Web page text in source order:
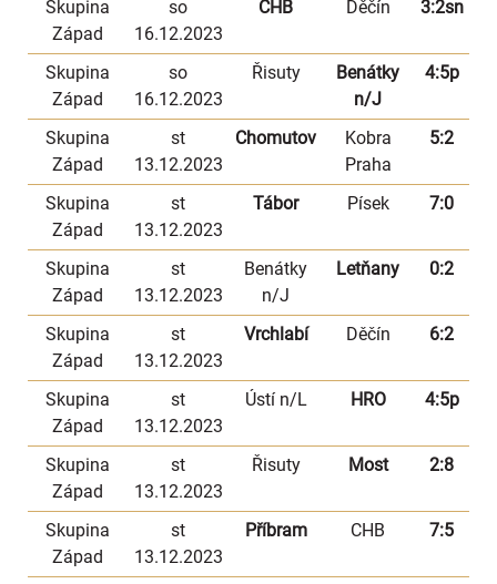
Skupina
Západ
so
16.12.2023
CHB Děčín 3:2sn
Skupina
Západ
so
16.12.2023
Řisuty
Benátky
n/J
4:5p
Skupina
Západ
st
13.12.2023
Chomutov
Kobra
Praha
5:2
Skupina
Západ
st
13.12.2023
Tábor Písek 7:0
Skupina
Západ
st
13.12.2023
Benátky
n/J
Letňany 0:2
Skupina
Západ
st
13.12.2023
Vrchlabí Děčín 6:2
Skupina
Západ
st
13.12.2023
Ústí n/L HRO 4:5p
Skupina
Západ
st
13.12.2023
Řisuty Most 2:8
Skupina
Západ
st
13.12.2023
Příbram CHB 7:5